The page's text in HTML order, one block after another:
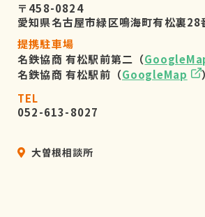
お客様がご自身の個人情報を
供されるか否かは、お客様の
よりますが、もしご提供され
には、適切なサービスが提供
場合がありますので予めご了
〒458-0824
愛知県名古屋市緑区鳴海町有松裏28
提携駐車場
名鉄協商 有松駅前第二（
名鉄協商 有松駅前（GoogleMap
）
TEL
052-613-8027
大曽根相談所